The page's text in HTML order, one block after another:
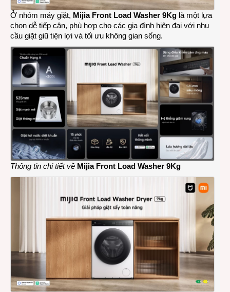
Ở nhóm máy giặt, Mijia Front Load Washer 9Kg là một lựa
chọn dễ tiếp cận, phù hợp cho các gia đình hiện đại với nhu
cầu giặt giũ tiện lợi và tối ưu không gian sống.
Thông tin chi tiết về Mijia Front Load Washer 9Kg